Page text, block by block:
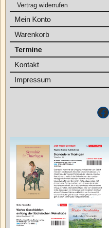
Vertrag widerrufen
Mein Konto
Warenkorb
Termine
Kontakt
Impressum